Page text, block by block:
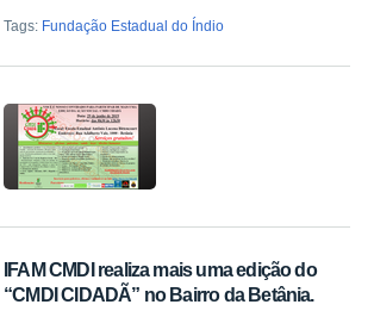
Tags: Fundação Estadual do Índio
IFAM CMDI realiza mais uma edição do
“CMDI CIDADÃ” no Bairro da Betânia.